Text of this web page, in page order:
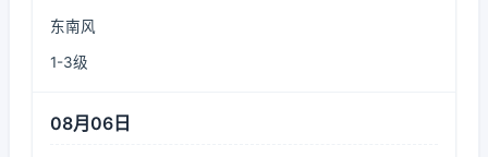
东南风
1-3级
08月06日